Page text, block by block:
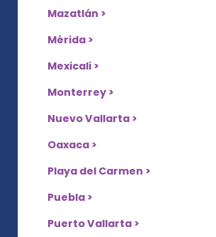
Mazatlán >
Mérida >
Mexicali >
Monterrey >
Nuevo Vallarta >
Oaxaca >
Playa del Carmen >
Puebla >
Puerto Vallarta >